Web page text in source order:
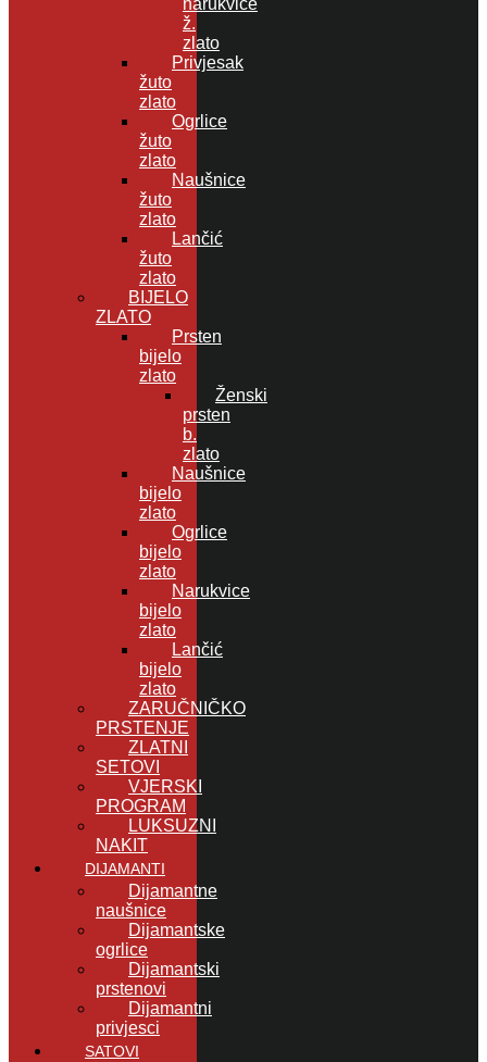
ž.
zlato
Privjesak
žuto
zlato
Ogrlice
žuto
zlato
Naušnice
žuto
zlato
Lančić
žuto
zlato
BIJELO
ZLATO
Prsten
bijelo
zlato
Ženski
prsten
b.
zlato
Naušnice
bijelo
zlato
Ogrlice
bijelo
zlato
Narukvice
bijelo
zlato
Lančić
bijelo
zlato
ZARUČNIČKO
PRSTENJE
ZLATNI
SETOVI
VJERSKI
PROGRAM
LUKSUZNI
NAKIT
DIJAMANTI
Dijamantne
naušnice
Dijamantske
ogrlice
Dijamantski
prstenovi
Dijamantni
privjesci
SATOVI